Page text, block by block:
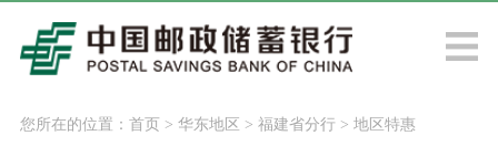
您所在的位置： 首页> 华东地区 > 福建省分行> 地区特惠